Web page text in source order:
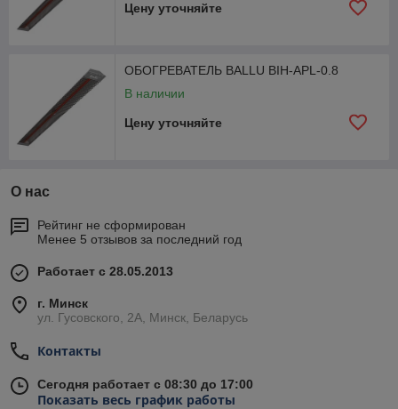
Цену уточняйте
ОБОГРЕВАТЕЛЬ BALLU BIH-APL-0.8
В наличии
Цену уточняйте
О нас
Рейтинг не сформирован
Менее 5 отзывов за последний год
Работает с 28.05.2013
г. Минск
ул. Гусовского, 2А, Минск, Беларусь
Контакты
Сегодня работает с 08:30 до 17:00
Показать весь график работы